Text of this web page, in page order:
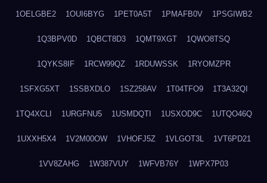
1OELGBE2 1OUI6BYG 1PET0A5T 1PMAFB0V 1PSGIWB2
1Q3BPV0D 1QBCT8D3 1QMT9XGT 1QWO8TSQ
1QYKS8IF 1RCW99QZ 1RDUWSSK 1RYOMZPR
1SFXG5XT 1SSBXDLO 1SZ258AV 1T04TFO9 1T3A32QI
1TQ4XCLI 1URGFNU5 1USMDQTI 1USXOD9C 1UTQO46Q
1UXXH5X4 1V2M00OW 1VHOFJ5Z 1VLGOT3L 1VT6PD21
1VV8ZAHG 1W387VUY 1WFVB76Y 1WPX7P03